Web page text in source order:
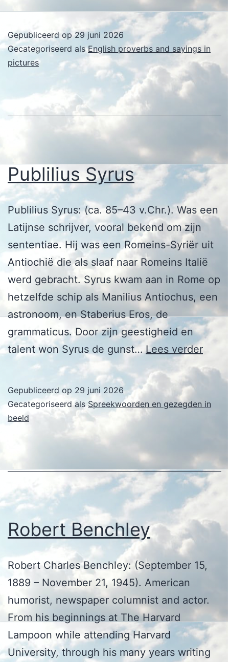
Gepubliceerd op29 juni 2026
Gecategoriseerd alsEnglish proverbs and sayings in
pictures
Publilius Syrus
Publilius Syrus: (ca. 85–43 v.Chr.). Was een
Latijnse schrijver, vooral bekend om zijn
sententiae. Hij was een Romeins-Syriër uit
Antiochië die als slaaf naar Romeins Italië
werd gebracht. Syrus kwam aan in Rome op
hetzelfde schip als Manilius Antiochus, een
astronoom, en Staberius Eros, de
grammaticus. Door zijn geestigheid en
talent won Syrus de gunst… Lees verder
Syrus
Gepubliceerd op 29 juni 2026
Gecategoriseerd als Spreekwoorden en gezegden in
beeld
Robert Benchley
Robert Charles Benchley: (September 15,
1889 – November 21, 1945). American
humorist, newspaper columnist and actor.
From his beginnings at The Harvard
Lampoon while attending Harvard
University, through his many years writing